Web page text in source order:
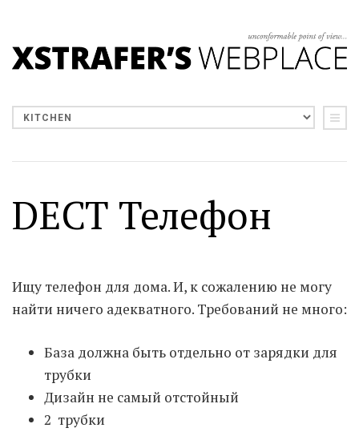
DECT Телефон
Ищу телефон для дома. И, к сожалению не могу
найти ничего адекватного. Требований не много:
База должна быть отдельно от зарядки для
трубки
Дизайн не самый отстойный
2 трубки
Moldova sightseeings